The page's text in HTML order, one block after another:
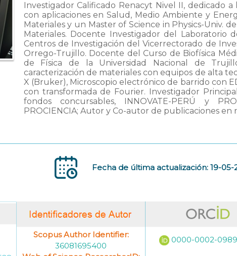
Investigador Calificado Renacyt Nivel II, dedicado
con aplicaciones en Salud, Medio Ambiente y
Materiales y un Master of Science in Physics-Univ.
Materiales. Docente Investigador del Laboratorio
Centros de Investigación del Vicerrectorado de
Orrego-Trujillo. Docente del Curso de Biofísica
de Física de la Universidad Nacional de
caracterización de materiales con equipos de alta
X (Bruker), Microscopio electrónico de barrido con
con transformada de Fourier. Investigador
fondos concursables, INNOVATE-PERÚ y
PROCIENCIA; Autor y Co-autor de publicaciones en
Fecha de última actualización: 19-05-
Scopus Author Identifier:
36081695400
0000-0002-